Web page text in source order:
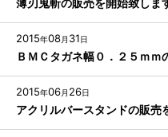
薄刃鬼斬の販売を開始致しま
2015年08月 31日
ＢＭＣタガネ幅０．２５ｍｍ
2015年06月 26日
アクリルバースタンドの販売